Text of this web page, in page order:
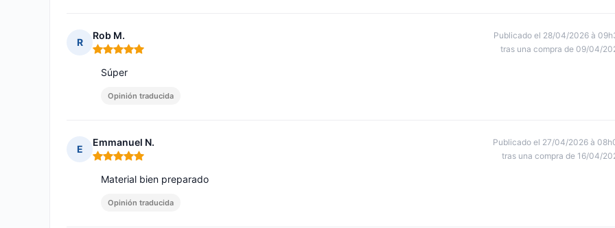
R
Rob M.
Nota: 5 de 5
Publicado el 28/04/2026 à
tras una compra de 09/04/
Súper
Opinión traducida
E
Emmanuel N.
Nota: 5 de 5
Publicado el 27/04/2026 à
tras una compra de 16/04/
Material bien preparado
Opinión traducida